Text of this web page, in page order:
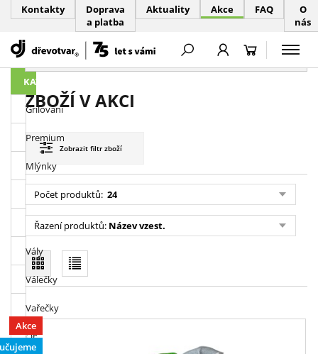
PŘESKOČIT NAVIGACI
Kontakty
Doprava
a platba
Aktuality Akce FAQ
O
nás
KATEGORIE
Grilování
Premium
Mlýnky
Prkénka
Paličky
Vály
Válečky
Vařečky
Obracečky
ZBOŽÍ V AKCI
Zobrazit filtr zboží
Počet produktů: 24
Řazení produktů: Název vzest.
Akce